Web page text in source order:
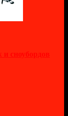
сноубордов